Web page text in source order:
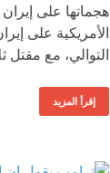
هجماتها على
الأمريكية على
التوالي، مع
إقرأ المزيد